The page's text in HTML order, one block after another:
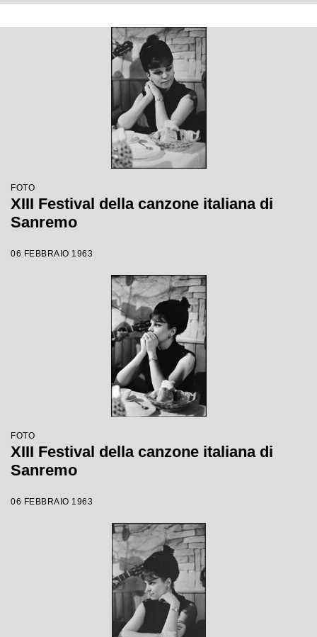
FOTO
XIII Festival della canzone italiana di
Sanremo
06 FEBBRAIO 1963
FOTO
XIII Festival della canzone italiana di
Sanremo
06 FEBBRAIO 1963